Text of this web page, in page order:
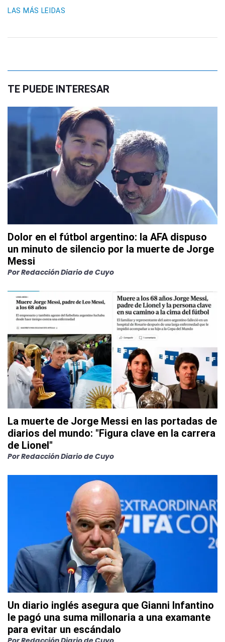
LAS MÁS LEIDAS
TE PUEDE INTERESAR
Dolor en el fútbol argentino: la AFA dispuso
un minuto de silencio por la muerte de Jorge
Messi
PorRedacción Diario de Cuyo
La muerte de Jorge Messi en las portadas de
diarios del mundo: "Figura clave en la carrera
de Lionel"
PorRedacción Diario de Cuyo
Un diario inglés asegura que Gianni Infantino
le pagó una suma millonaria a una examante
para evitar un escándalo